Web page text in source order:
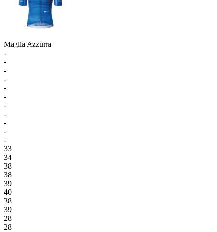
Maglia Azzurra
-
-
-
-
-
-
-
-
-
-
-
33
34
38
38
39
40
38
39
28
28